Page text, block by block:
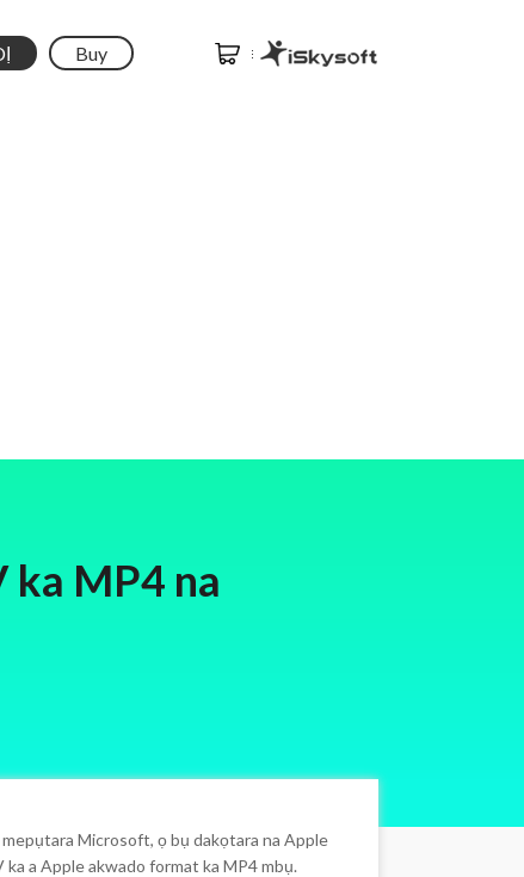
Buy
MP4 na
Microsoft, ọ bụ dakọtara na Apple
a Apple akwado format ka MP4 mbụ.